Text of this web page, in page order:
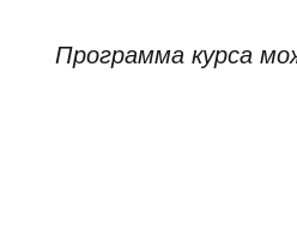
Программа курса